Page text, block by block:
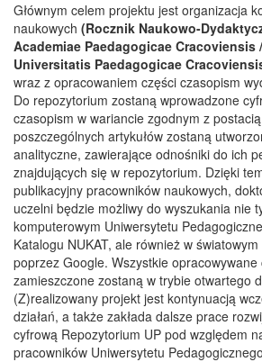
Głównym celem projektu jest organizacja
naukowych (Rocznik Naukowo-
Academiae Paedagogicae Cracoviensis
Universitatis Paedagogicae
wraz z opracowaniem części czasopism
Do repozytorium zostaną wprowadzone
czasopism w wariancie zgodnym z
poszczególnych artykułów zostaną
analityczne, zawierające odnośniki do ich
znajdujących się w repozytorium. Dzięki
publikacyjny pracowników naukowych,
uczelni będzie możliwy do wyszukania nie
komputerowym Uniwersytetu
Katalogu NUKAT, ale również w
poprzez Google. Wszystkie opracowywane
zamieszczone zostaną w trybie otwartego
(Z)realizowany projekt jest kontynuacją
działań, a także zakłada dalsze prace
cyfrową Repozytorium UP pod względem
pracowników Uniwersytetu